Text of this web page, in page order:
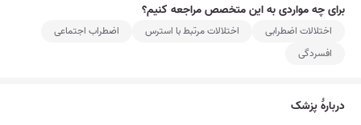
برای چه مواردی به این متخصص مراجعه کنیم؟
اختلالات اضطرابی اختلالات مرتبط با استرس
اضطراب اجتماعی
افسردگی
دربارۀ پزشک